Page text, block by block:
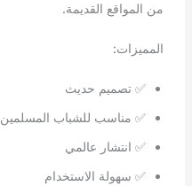
من المواقع القديمة.
المميزات:
✅ تصميم حديث
✅ مناسب للشباب المسلمين
✅ انتشار عالمي
✅ سهولة الاستخدام